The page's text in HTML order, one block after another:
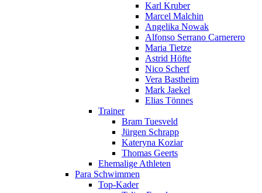
Karl Kruber
Marcel Malchin
Angelika Nowak
Alfonso Serrano Carnerero
Maria Tietze
Astrid Höfte
Nico Scherf
Vera Bastheim
Mark Jaekel
Elias Tönnes
Trainer
Bram Tuesveld
Jürgen Schrapp
Kateryna Koziar
Thomas Geerts
Ehemalige Athleten
Para Schwimmen
Top-Kader